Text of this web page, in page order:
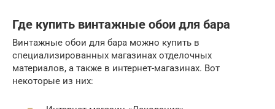
Где купить винтажные обои для бара
Винтажные обои для бара можно купить в
специализированных магазинах отделочных
материалов, а также в интернет-магазинах. Вот
некоторые из них: